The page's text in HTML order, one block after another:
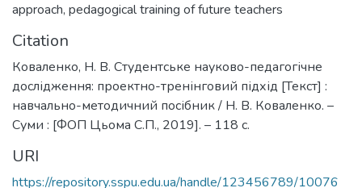
approach, pedagogical training of future teachers
Citation
Коваленко, Н. В. Студентське науково-педагогічне
дослідження: проектно-тренінговий підхід [Текст] :
навчально-методичний посібник / Н. В. Коваленко. –
Суми : [ФОП Цьома С.П., 2019]. – 118 с.
URI
https://repository.sspu.edu.ua/handle/123456789/10076